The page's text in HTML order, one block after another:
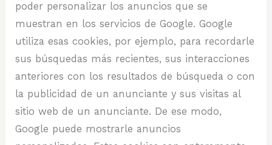
poder personalizar los anuncios que se
muestran en los servicios de Google. Google
utiliza esas cookies, por ejemplo, para recordarle
sus búsquedas más recientes, sus interacciones
anteriores con los resultados de búsqueda o con
la publicidad de un anunciante y sus visitas al
sitio web de un anunciante. De ese modo,
Google puede mostrarle anuncios